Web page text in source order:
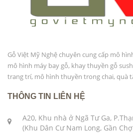
Gỗ Việt Mỹ Nghệ chuyên cung cấp mô
mô hình máy bay gỗ, khay thuyền gỗ
trang trí, mô hình thuyền trong chai, quà
THÔNG TIN LIÊN HỆ
A20, Khu nhà ở Ngã Tư Ga,
(Khu Dân Cư Nam Long, Gần